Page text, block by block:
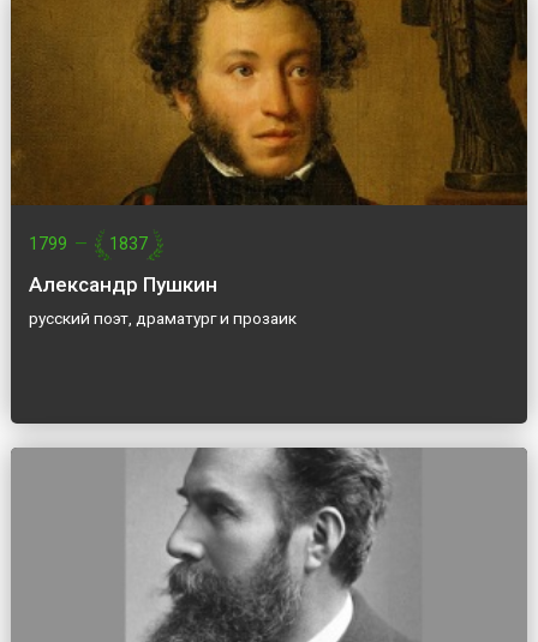
1799 — 1837
Александр Пушкин
русский поэт, драматург и прозаик